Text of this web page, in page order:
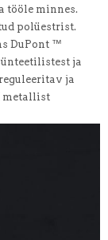
tööle minnes.
polüestrist.
DuPont ™
ja
ja
metallist